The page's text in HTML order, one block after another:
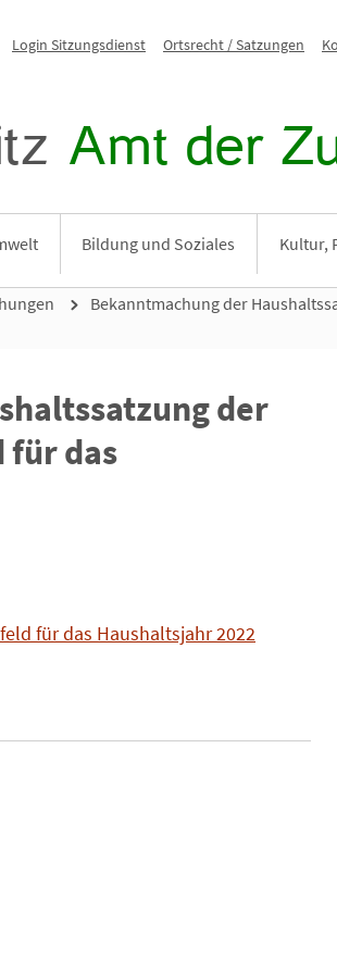
Login Sitzungsdienst Ortsrecht / Satzungen
Amt der
Bildung und Soziales Kultur,
Bekanntmachung der
der
für das
für das Haushaltsjahr 2022